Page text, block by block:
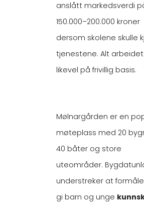
anslått markedsverdi
150.000–200.000 kroner
dersom skolene skulle
tjenestene. Alt
likevel på frivillig basis.
Mølnargården er en
møteplass med 20
40 båter og store
uteområder.
understreker at
gi barn og unge